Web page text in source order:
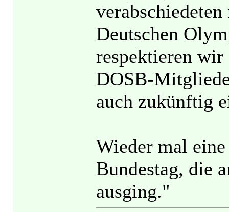
Deutschen
respektieren wir
DOSB-
auch zukünftig
Wieder mal
Bundestag, die
ausging."